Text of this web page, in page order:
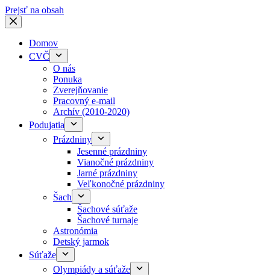
Prejsť na obsah
Domov
CVČ
O nás
Ponuka
Zverejňovanie
Pracovný e-mail
Archív (2010-2020)
Podujatia
Prázdniny
Jesenné prázdniny
Vianočné prázdniny
Jarné prázdniny
Veľkonočné prázdniny
Šach
Šachové súťaže
Šachové turnaje
Astronómia
Detský jarmok
Súťaže
Olympiády a súťaže